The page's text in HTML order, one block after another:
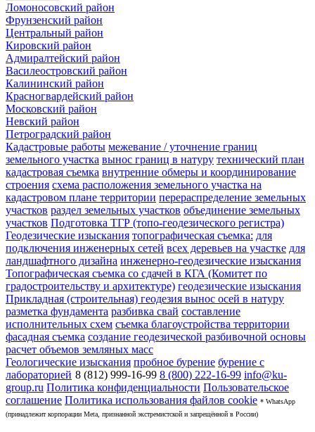
Ломоносовский район
Фрунзенский район
Центральный район
Кировский район
Адмиралтейский район
Василеостровский район
Калининский район
Красногвардейский район
Московский район
Невский район
Петроградский район
Кадастровые работы межевание / уточнение границ
земельного участка вынос границ в натуру технический план
кадастровая съемка внутренние обмеры и координирование
строения схема расположения земельного участка на
кадастровом плане территории перераспределение земельных
участков раздел земельных участков объединение земельных
участков Подготовка ТГР (топо-геодезического регистра)
Геодезические изыскания топографическая съемка: для
подключения инженерных сетей всех деревьев на участке для
ландшафтного дизайна инженерно-геодезические изыскания
Топографическая съемка со сдачей в КГА (Комитет по
градостроительству и архитектуре) геодезические изыскания
Прикладная (строительная) геодезия вынос осей в натуру
разметка фундамента разбивка свай составление
исполнительных схем съемка благоустройства территории
фасадная съемка создание геодезической разбивочной основы
расчет объемов земляных масс
Геологические изыскания пробное бурение бурение с
лабораторией 8 (812) 999-16-99 8 (800) 222-16-99 info@ku-
group.ru Политика конфиденциальности Пользовательское
соглашение Политика использования файлов cookie * WhatsApp
(принадлежит корпорации Meta, признанной экстремистской и запрещённой в России)